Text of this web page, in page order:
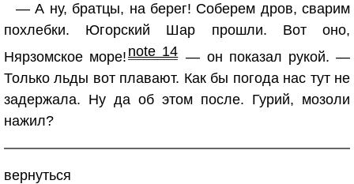
— А ну, братцы, на берег! Соберем дров, сварим
похлебки. Югорский Шар прошли. Вот оно,
Нярзомское море! note 14 — он показал рукой. —
Только льды вот плавают. Как бы погода нас тут не
задержала. Ну да об этом после. Гурий, мозоли
нажил?
вернуться